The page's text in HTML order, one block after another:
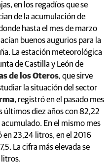
en los regadíos que se
de la acumulación de
hasta el mes de marzo
buenos augurios para la
La estación meteorológica
de Castilla y León de
de los Oteros, que sirve
la situación del sector
, registró en el pasado mes
últimos diez años con 82,22
En el mismo mes
en 23,24 litros, en el 2016
La cifra más elevada se
litros.